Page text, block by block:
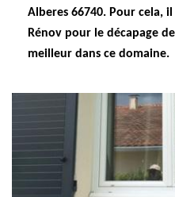
Alberes 66740. Pour cela,
Rénov pour le décapage
meilleur dans ce domaine.